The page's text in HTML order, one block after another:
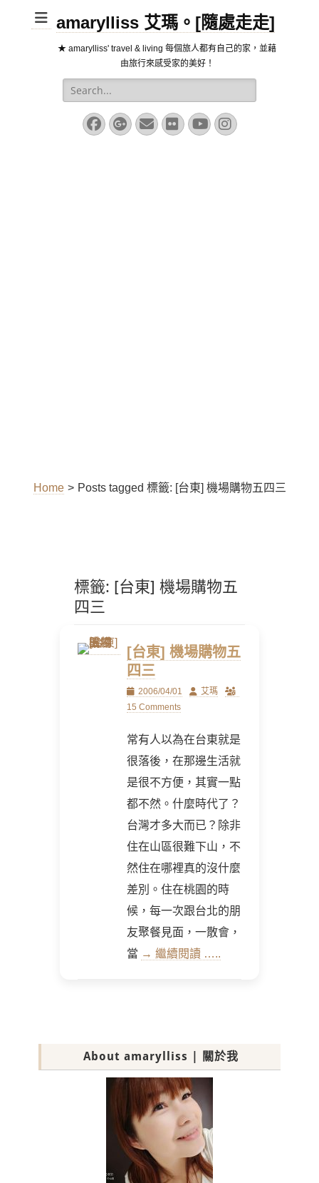
amarylliss 艾瑪。[隨處走走]
★ amarylliss' travel & living 每個旅人都有自己的家，並藉
由旅行來感受家的美好！
Search
for:
Facebook
Googleplus
EmailFlickrYouTube
Instagram
Home > Posts tagged 標籤: [台東] 機場購物五四三
標籤: [台東] 機場購物五
四三
[台東] 機場購物五
四三
Posted
on
2006/04/01 Author
艾瑪
15 Comments
常有人以為在台東就是
很落後，在那邊生活就
是很不方便，其實一點
都不然。什麼時代了？
台灣才多大而已？除非
住在山區很難下山，不
然住在哪裡真的沒什麼
差別。住在桃園的時
候，每一次跟台北的朋
友聚餐見面，一散會，
當 → 繼續閱讀 …..
About amarylliss | 關於我